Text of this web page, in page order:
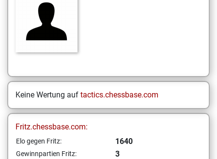
Keine Wertung auf tactics.chessbase.com
Fritz.chessbase.com:
Elo gegen Fritz: 1640
Gewinnpartien Fritz: 3